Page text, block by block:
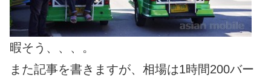
暇そう、、、。
また記事を書きますが、相場は1時間200バー